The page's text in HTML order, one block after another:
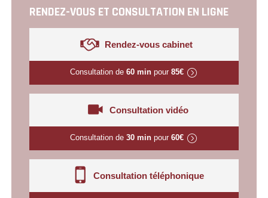
RENDEZ-VOUS ET CONSULTATION EN LIGNE
Rendez-vous cabinet
Consultation de 60 minpour 85€
Consultation vidéo
Consultation de 30 minpour 60€
Consultation téléphonique